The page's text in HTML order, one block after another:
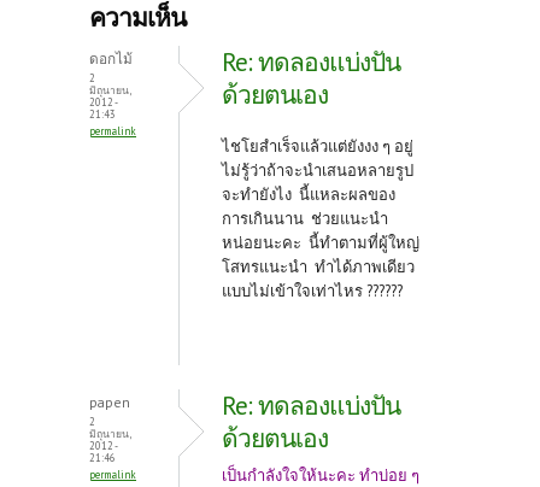
b
k
itt
es
t
ความเห็น
ดอกไม้
2
มิถุนายน,
2012 -
21:43
permalink
Re: ทดลองแบ่งปัน
ด้วยตนเอง
ไชโยสำเร็จแล้วแต่ยังงง ๆ อยู่
ไม่รู้ว่าถ้าจะนำเสนอหลายรูป
จะทำยังไง นี้แหละผลของ
การเกินนาน ช่วยแนะนำ
หน่อยนะคะ นี้ทำตามที่ผู้ใหญ่
โสทรแนะนำ ทำได้ภาพเดียว
แบบไม่เข้าใจเท่าไหร ??????
papen
2
มิถุนายน,
2012 -
21:46
permalink
Re: ทดลองแบ่งปัน
ด้วยตนเอง
เป็นกำลังใจให้นะคะ ทำบ่อย ๆ